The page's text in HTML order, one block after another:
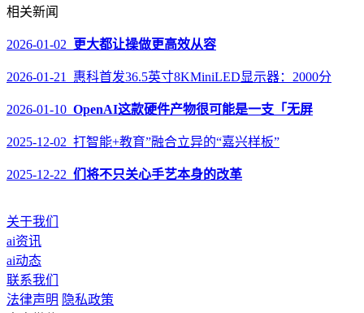
相关新闻
2026-01-02 更大都让操做更高效从容
2026-01-21 惠科首发36.5英寸8KMiniLED显示器：2000分
2026-01-10 OpenAI这款硬件产物很可能是一支「无屏
2025-12-02 打智能+教育”融合立异的“嘉兴样板”
2025-12-22 们将不只关心手艺本身的改革
关于我们
ai资讯
ai动态
联系我们
法律声明 隐私政策